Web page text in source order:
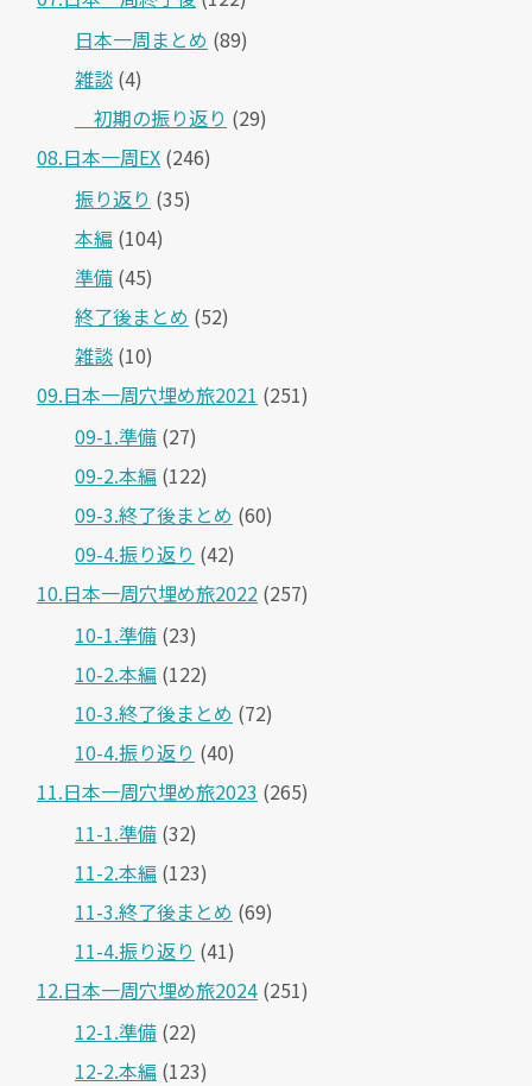
日本一周まとめ (89)
雑談 (4)
＿初期の振り返り (29)
08.日本一周EX (246)
振り返り (35)
本編 (104)
準備 (45)
終了後まとめ (52)
雑談 (10)
09.日本一周穴埋め旅2021 (251)
09-1.準備 (27)
09-2.本編 (122)
09-3.終了後まとめ (60)
09-4.振り返り (42)
10.日本一周穴埋め旅2022 (257)
10-1.準備 (23)
10-2.本編 (122)
10-3.終了後まとめ (72)
10-4.振り返り (40)
11.日本一周穴埋め旅2023 (265)
11-1.準備 (32)
11-2.本編 (123)
11-3.終了後まとめ (69)
11-4.振り返り (41)
12.日本一周穴埋め旅2024 (251)
12-1.準備 (22)
12-2.本編 (123)